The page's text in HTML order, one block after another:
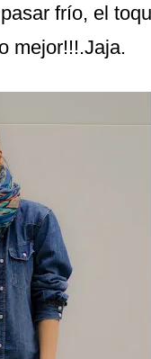
frío, el
mejor!!!.Jaja.